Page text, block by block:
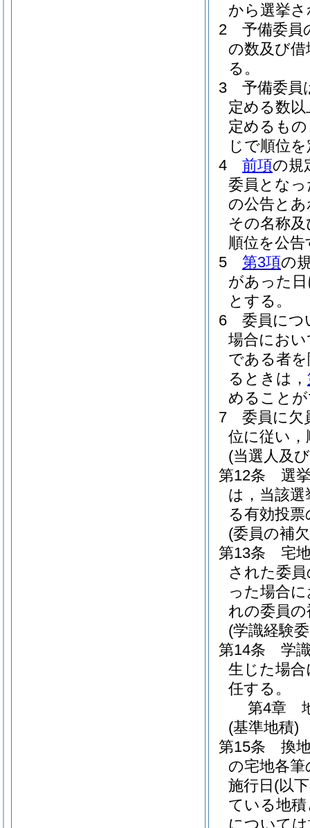
から選挙
2
予備委員
の数及び
る。
3
予備委員
定める数
定めるも
じで順位
4
前項の規
委員とな
の公告と
その名称
順位を公
5
第3項の
があった
とする。
6
委員につ
場合にお
である者
るときは，
めること
7
委員に欠
位に従い
(当選人及
第12条
選
は，当該
る有効投
(委員の補
第13条
宅
された委
った場合
れの委員
(学識経験
第14条
学
生じた場
任する。
第4章
(基準地積)
第15条
換
の宅地各筆
施行日 (以
ている地
について